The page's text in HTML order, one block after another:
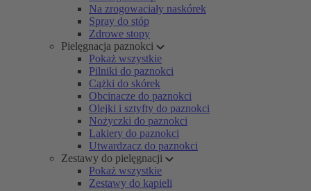
Na zrogowaciały naskórek
Spray do stóp
Zdrowe stopy
Pielęgnacja paznokci
Pokaż wszystkie
Pilniki do paznokci
Cążki do skórek
Obcinacze do paznokci
Olejki i sztyfty do paznokci
Nożyczki do paznokci
Lakiery do paznokci
Utwardzacz do paznokci
Zestawy do pielęgnacji
Pokaż wszystkie
Zestawy do kąpieli